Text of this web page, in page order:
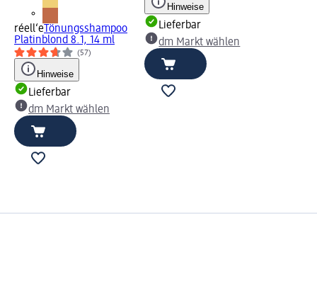
réell‘e Tönungsshampoo
Platinblond 8.1, 14 ml
(57)
Hinweise
Lieferbar
dm Markt wählen
Hinweise
Lieferbar
dm Markt wählen